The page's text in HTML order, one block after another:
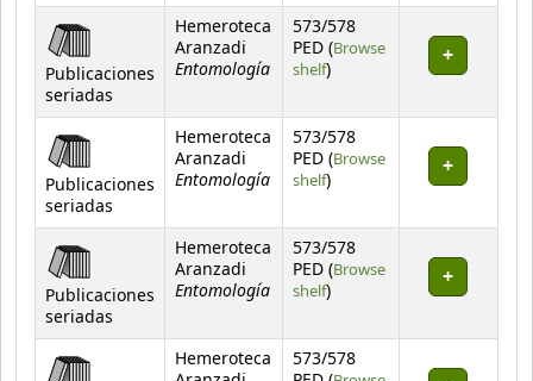
Publicaciones
seriadas
Hemeroteca
Aranzadi
Entomología
573/578
PED (Browse
shelf(Opens below)
)
Publicaciones
seriadas
Hemeroteca
Aranzadi
Entomología
573/578
PED (Browse
shelf(Opens below)
)
Publicaciones
seriadas
Hemeroteca
Aranzadi
Entomología
573/578
PED (Browse
shelf(Opens below)
)
Hemeroteca
573/578